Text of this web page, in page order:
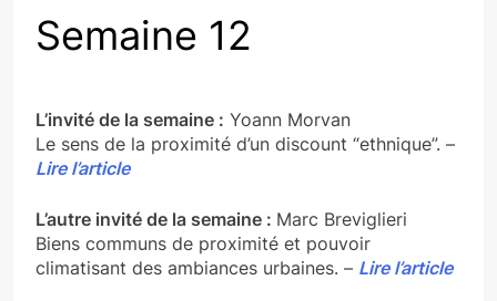
Semaine 12
L’invité de la semaine : Yoann Morvan
Le sens de la proximité d’un discount “ethnique”. –
Lire l’article
L’autre invité de la semaine : Marc Breviglieri
Biens communs de proximité et pouvoir
climatisant des ambiances urbaines. – Lire l’article